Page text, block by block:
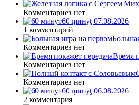
Комментариев нет
60 ṃинẏƫ 07.08.2026
1 комментарий
Комментариев нет
Время
Комментариев нет
Комментариев нет
60 ṃинẏƫ 06.08.2026
2 комментария